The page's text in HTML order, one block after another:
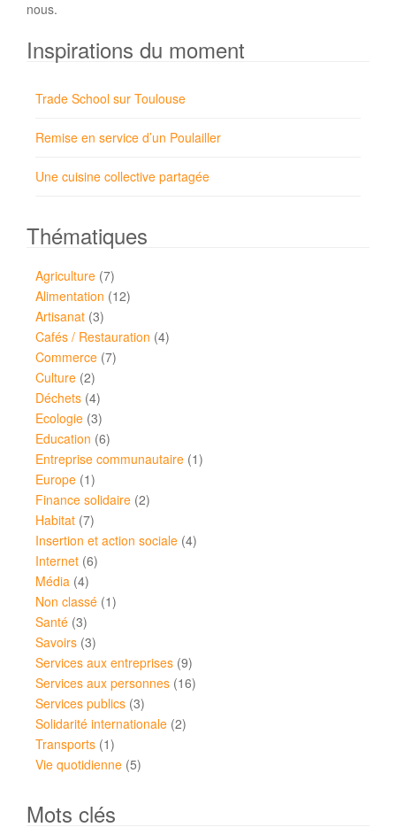
nous.
Inspirations du moment
Trade School sur Toulouse
Remise en service d’un Poulailler
Une cuisine collective partagée
Thématiques
Agriculture (7)
Alimentation (12)
Artisanat (3)
Cafés / Restauration (4)
Commerce (7)
Culture (2)
Déchets (4)
Ecologie (3)
Education (6)
Entreprise communautaire (1)
Europe (1)
Finance solidaire (2)
Habitat (7)
Insertion et action sociale (4)
Internet (6)
Média (4)
Non classé (1)
Santé (3)
Savoirs (3)
Services aux entreprises (9)
Services aux personnes (16)
Services publics (3)
Solidarité internationale (2)
Transports (1)
Vie quotidienne (5)
Mots clés